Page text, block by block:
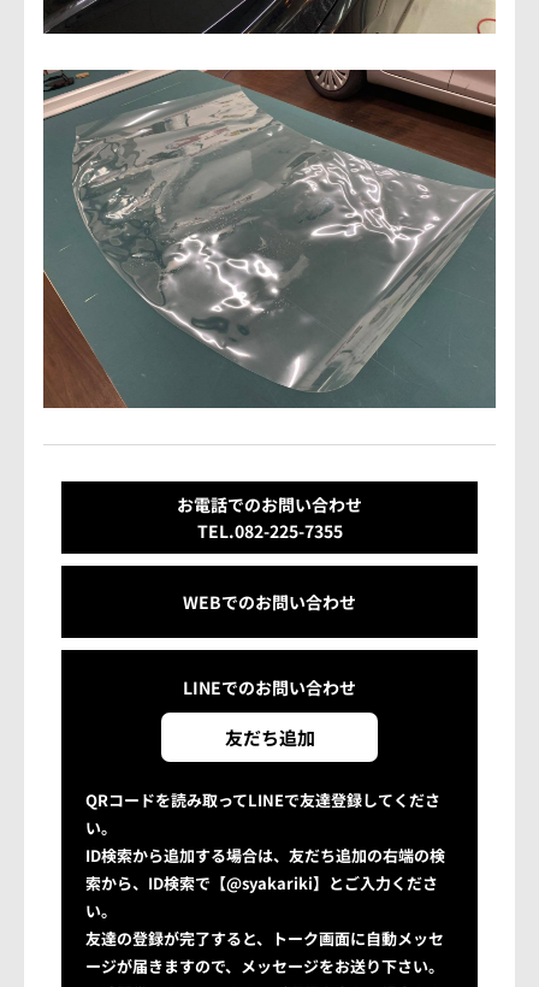
お電話でのお問い合わせ
TEL.082-225-7355
WEBでのお問い合わせ
LINEでのお問い合わせ
友だち追加
QRコードを読み取ってLINEで友達登録してくださ
い。
ID検索から追加する場合は、友だち追加の右端の検
索から、ID検索で【@syakariki】とご入力くださ
い。
友達の登録が完了すると、トーク画面に自動メッセ
ージが届きますので、メッセージをお送り下さい。